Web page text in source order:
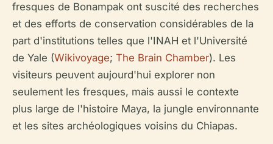
fresques de Bonampak ont suscité des recherches
et des efforts de conservation considérables de la
part d'institutions telles que l'INAH et l'Université
de Yale (Wikivoyage; The Brain Chamber). Les
visiteurs peuvent aujourd'hui explorer non
seulement les fresques, mais aussi le contexte
plus large de l'histoire Maya, la jungle environnante
et les sites archéologiques voisins du Chiapas.